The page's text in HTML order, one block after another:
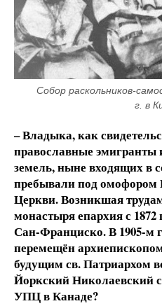
Собор раскольников-
г. в
– Владыка, как
православные эмигранты
земель, ныне входящих в
пребывали под омофором
Церкви. Возникшая
монастыря епархия с
Сан-Франциско. В 1905-м
перемещён
будущим св. Патриархом
Йоркский Николаевский
УПЦ в Канаде?